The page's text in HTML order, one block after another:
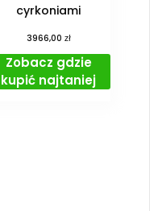
cyrkoniami
3966,00 zł
Zobacz gdzie
kupić najtaniej